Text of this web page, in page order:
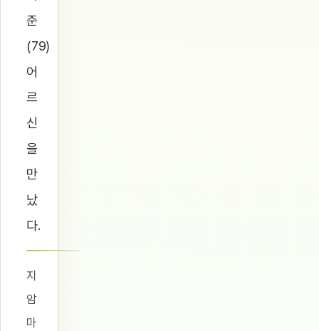
준
(79)
어
르
신
을
만
났
다.
지
암
마